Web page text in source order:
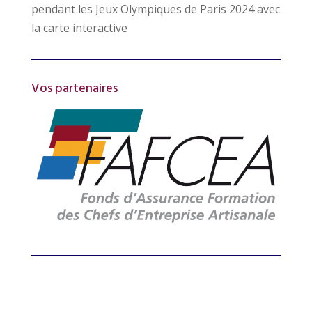
pendant les Jeux Olympiques de Paris 2024 avec
la carte interactive
Vos partenaires